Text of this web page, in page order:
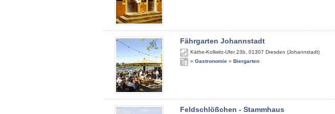
Fährgarten Johannstadt
Käthe-Kollwitz-Ufer 23b 01307 Dresden (Johannstadt)
» Gastronomie » Biergarten
Feldschlößchen - Stammhaus